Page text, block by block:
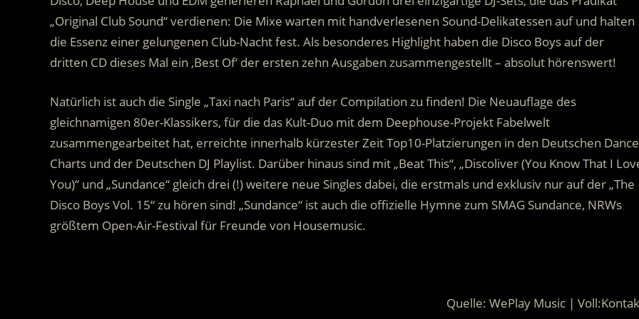
„Original Club Sound“ verdienen: Die Mixe warten mit handverlesenen Sound-Delikatessen auf und halten
die Essenz einer gelungenen Club-Nacht fest. Als besonderes Highlight haben die Disco Boys auf der
dritten CD dieses Mal ein ‚Best Of‘ der ersten zehn Ausgaben zusammengestellt – absolut hörenswert!
Natürlich ist auch die Single „Taxi nach Paris“ auf der Compilation zu finden! Die Neuauflage des
gleichnamigen 80er-Klassikers, für die das Kult-Duo mit dem Deephouse-Projekt Fabelwelt
zusammengearbeitet hat, erreichte innerhalb kürzester Zeit Top10-Platzierungen in den Deutschen Dance
Charts und der Deutschen DJ Playlist. Darüber hinaus sind mit „Beat This“, „Discoliver (You Know That I
You)“ und „Sundance“ gleich drei (!) weitere neue Singles dabei, die erstmals und exklusiv nur auf der „The
Disco Boys Vol. 15“ zu hören sind! „Sundance“ ist auch die offizielle Hymne zum SMAG Sundance, NRWs
größtem Open-Air-Festival für Freunde von Housemusic.
Quelle: WePlay Music |